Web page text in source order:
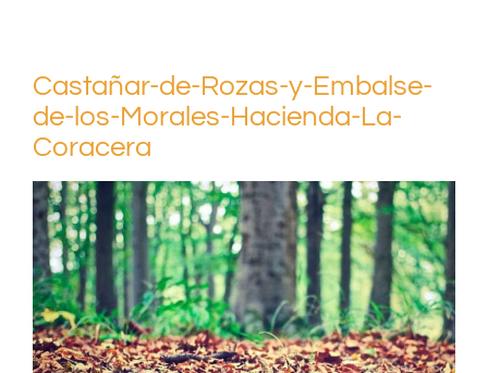
Castañar-de-Rozas-y-Embalse-
de-los-Morales-Hacienda-La-
Coracera